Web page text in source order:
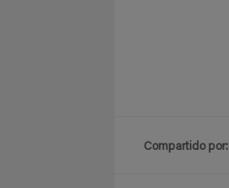
Compartido por: